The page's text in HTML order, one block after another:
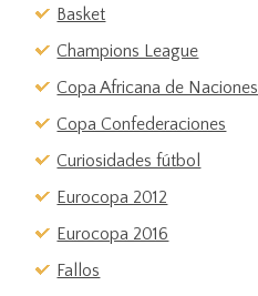
Basket
Champions League
Copa Africana de Naciones
Copa Confederaciones
Curiosidades fútbol
Eurocopa 2012
Eurocopa 2016
Fallos